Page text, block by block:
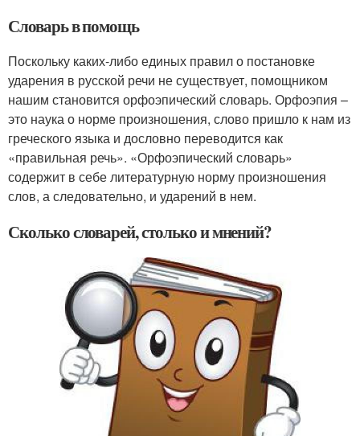
Словарь в помощь
Поскольку каких-либо единых правил о постановке
ударения в русской речи не существует, помощником
нашим становится орфоэпический словарь. Орфоэпия –
это наука о норме произношения, слово пришло к нам из
греческого языка и дословно переводится как
«правильная речь». «Орфоэпический словарь»
содержит в себе литературную норму произношения
слов, а следовательно, и ударений в нем.
Сколько словарей, столько и мнений?